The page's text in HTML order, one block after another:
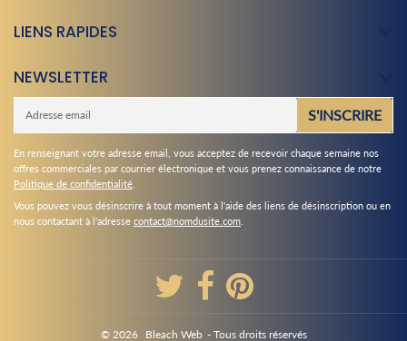
LIENS RAPIDES
NEWSLETTER
mail
S'INSCRIRE
En renseignant votre adresse email, vous acceptez de recevoir chaque semaine nos
offres commerciales par courrier électronique et vous prenez connaissance de notre
Politique de confidentialité
Vous pouvez vous désinscrire à tout moment à l'aide des liens de désinscription ou en
nous contactant à l'adresse contact@nomdusite.com
© 2026 Bleach Web - Tous droits réservés